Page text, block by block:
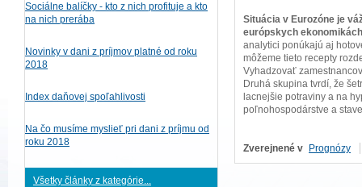
Sociálne balíčky - kto z nich profituje a kto
na nich prerába
Novinky v dani z príjmov platné od roku
2018
Index daňovej spoľahlivosti
Na čo musíme myslieť pri dani z príjmu od
roku 2018
Všetky články z kategórie...
Situácia v Eurozóne je
európskych
analytici ponúkajú aj
môžeme tieto recepty
Vyhadzovať
Druhá skupina tvrdí, že
lacnejšie potraviny a na
poľnohospodárstve a
Zverejnené v Prognózy